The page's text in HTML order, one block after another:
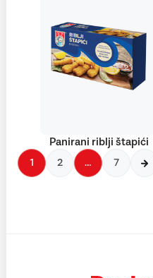
Panirani riblji štapići
1 2 … 7